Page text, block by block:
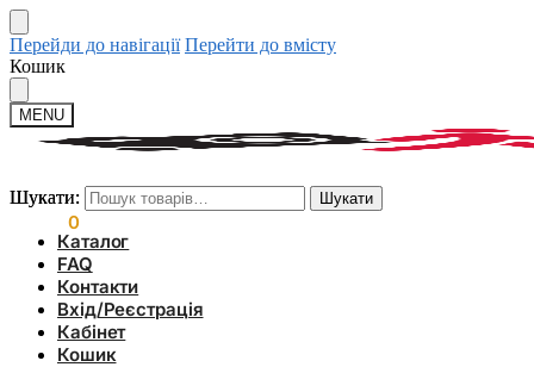
Перейди до навігації Перейти до вмісту
Кошик
MENU
Шукати: Шукати
0
Шукати: Шукати
Каталог
FAQ
Контакти
Вхід/Реєстрація
Кабінет
Кошик